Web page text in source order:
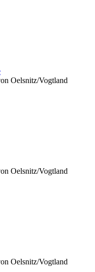
Oelsnitz/Vogtland
Oelsnitz/Vogtland
Oelsnitz/Vogtland